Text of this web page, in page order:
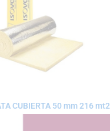
CUBIERTA 50 mm 216 mt2